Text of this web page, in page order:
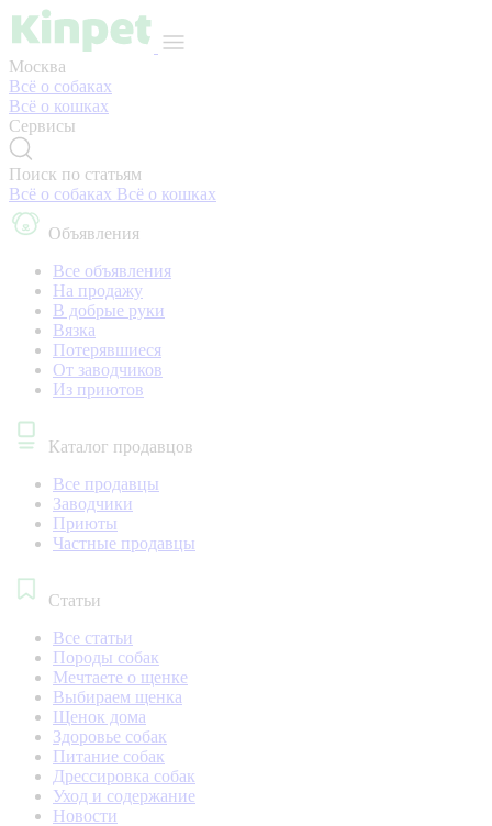
Москва
Всё о собаках
Всё о кошках
Сервисы
Поиск по статьям
Всё о собаках Всё о кошках
Объявления
Все объявления
На продажу
В добрые руки
Вязка
Потерявшиеся
От заводчиков
Из приютов
Каталог продавцов
Все продавцы
Заводчики
Приюты
Частные продавцы
Статьи
Все статьи
Породы собак
Мечтаете о щенке
Выбираем щенка
Щенок дома
Здоровье собак
Питание собак
Дрессировка собак
Уход и содержание
Новости